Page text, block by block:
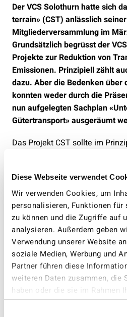
Diese Webseite verwendet
Wir verwenden Cookies, um
personalisieren, Funktionen
zu können und die Zugriffe auf
analysieren. Außerdem geben
Verwendung unserer Website
soziale Medien, Werbung und
Partner führen diese
weiteren Daten zusammen, die
haben oder die sie im Rahmen
gesammelt haben.
Der VCS Solothurn hatte sich
terrain» (CST) anlässlich seiner
Mitgliederversammlung im
Grundsätzlich begrüsst der
Projekte zur Reduktion von
Emissionen. Prinzipiell zählt
dazu. Aber die Bedenken über
konnten weder durch die
nun aufgelegten Sachplan
Gütertransport» ausgeräumt
Das Projekt CST sollte im
für den Güterverkehr an der
oberirdische Flächenverbrauch
Niederbipp-Suhr beansprucht
des Flächenverbrauchs des
Härkingen oder die Fläche von
Ein oberirdischer
Grössenordnung ist völlig
Der VCS erkennt auch bei der
Mengen von Aushubmaterial
Oberflächenverkehr generiert
zwei Stellen Förderanlagen